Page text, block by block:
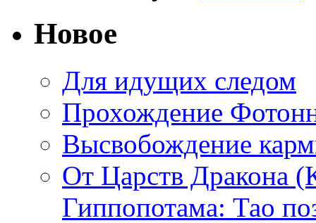
Новое
Для идущих следом
Прохождение
Высвобождение
От Царств Дракона
Гиппопотама: Тао